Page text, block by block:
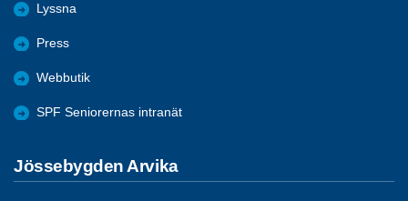
Lyssna
Press
Webbutik
SPF Seniorernas intranät
Jössebygden Arvika